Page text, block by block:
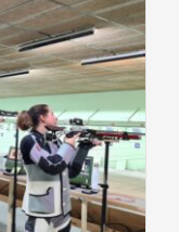
–
Al-
Aïn